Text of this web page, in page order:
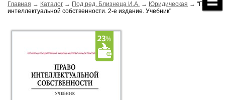
Главная → Каталог → Под ред. Близнеца И.А. → Юридическая → "Право
интеллектуальной собственности. 2-е издание. Учебник"